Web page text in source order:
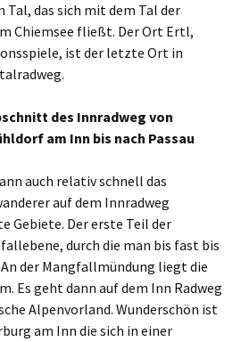
Tal, das sich mit dem Tal der
Chiemsee fließt. Der Ort Ertl,
ist der letzte Ort in
des Innradweg von
am Inn bis nach Passau
auch relativ schnell das
auf dem Innradweg
Gebiete. Der erste Teil der
durch die man bis fast bis
der Mangfallmündung liegt die
Es geht dann auf dem Inn Radweg
Alpenvorland. Wunderschön ist
am Inn die sich in einer